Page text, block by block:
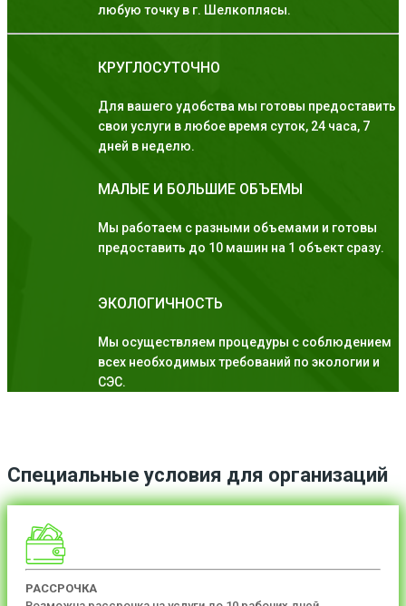
любую точку в г. Шелкоплясы.
КРУГЛОСУТОЧНО
Для вашего удобства мы готовы предоставить
свои услуги в любое время суток, 24 часа, 7
дней в неделю.
МАЛЫЕ И БОЛЬШИЕ ОБЪЕМЫ
Мы работаем с разными объемами и готовы
предоставить до 10 машин на 1 объект сразу.
ЭКОЛОГИЧНОСТЬ
Мы осуществляем процедуры с соблюдением
всех необходимых требований по экологии и
СЭС.
Специальные условия для организаций
РАССРОЧКА